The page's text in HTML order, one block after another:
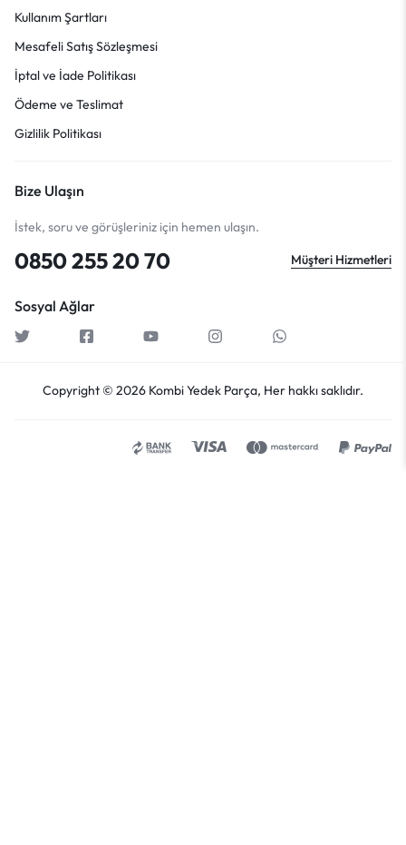
Kullanım Şartları
Mesafeli Satış Sözleşmesi
İptal ve İade Politikası
Ödeme ve Teslimat
Gizlilik Politikası
Bize Ulaşın
İstek, soru ve görüşleriniz için hemen ulaşın.
0850 255 20 70 Müşteri Hizmetleri
Sosyal Ağlar
Copyright © 2026 Kombi Yedek Parça, Her hakkı saklıdır.